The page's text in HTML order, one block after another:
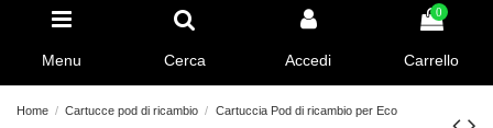
Menu Cerca Accedi
0
Carrello
Home Cartucce pod di ricambio Cartuccia Pod di ricambio per Eco